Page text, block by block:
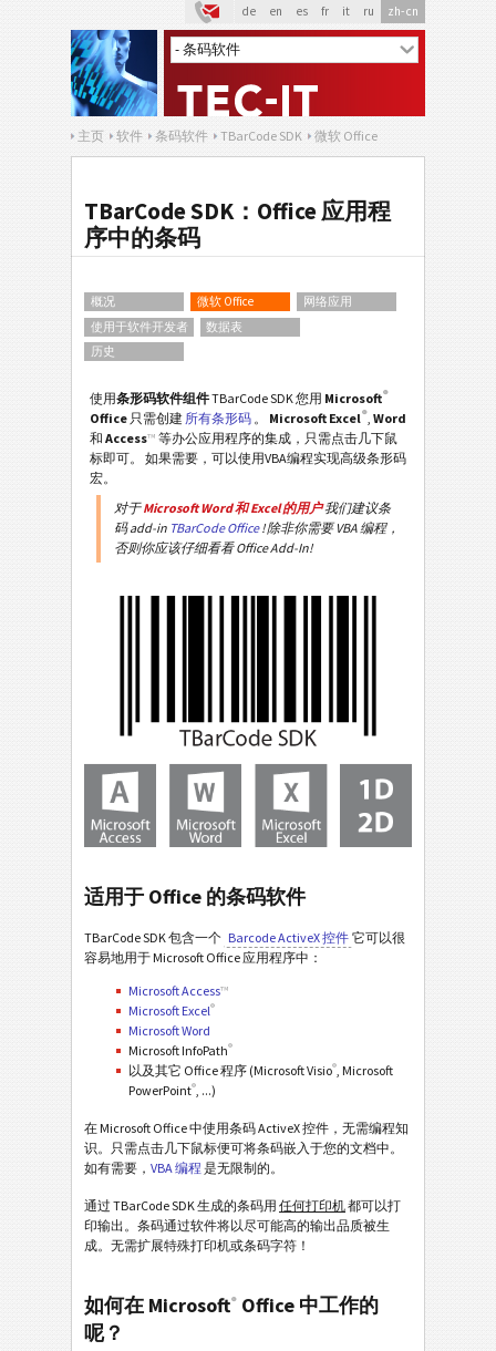
de en es fr it ru zh-cn
主页 软件 条码软件 TBarCode SDK 微软 Office
TBarCode SDK：Office 应用程
序中的条码
概况 微软 Office
网络应用
使用于软件开发者
数据表
历史
使用条形码软件组件TBarCode SDK 您用 Microsoft®
Office 只需创建 所有条形码 。 Microsoft Excel® Word
和 Access™ 等办公应用程序的集成，只需点击几下鼠
标即可。 如果需要，可以使用VBA编程实现高级条形码
宏。
对于Microsoft Word 和 Excel 的用户我们建议条
码 add-in TBarCode Office! 除非你需要 VBA 编程，
否则你应该仔细看看 Office Add-In!
适用于 Office 的条码软件
TBarCode SDK 包含一个 Barcode ActiveX 控件 它可以很
容易地用于 Microsoft Office 应用程序中：
Microsoft Access™
Microsoft Excel®
Microsoft Word
Microsoft InfoPath®
以及其它 Office 程序 (Microsoft Visio®, Microsoft
PowerPoint®, ...)
在 Microsoft Office 中使用条码 ActiveX 控件，无需编程知
识。只需点击几下鼠标便可将条码嵌入于您的文档中。
如有需要， VBA 编程 是无限制的。
通过 TBarCode SDK 生成的条码用 任何打印机都可以打
印输出。条码通过软件将以尽可能高的输出品质被生
成。无需扩展特殊打印机或条码字符！
如何在 Microsoft® Office 中工作的
呢？